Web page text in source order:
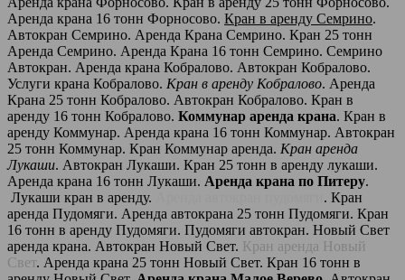
Аренда крана 16 тонн Форносово. Кран в аренду Семрино.
Автокран Семрино. Аренда Крана Семрино. Кран 25 тонн
Аренда Семрино. Аренда Крана 16 тонн Семрино. Семрино
Автокран. Аренда крана Кобралово. Автокран Кобралово.
Услуги крана Кобралово. Кран в аренду Кобралово. Аренда
Крана 25 тонн Кобралово. Автокран Кобралово. Кран в
аренду 16 тонн Кобралово. Коммунар аренда крана. Кран в
аренду Коммунар. Аренда крана 16 тонн Коммунар. Автокран
25 тонн Коммунар. Кран Коммунар аренда. Кран аренда
Лукаши. Автокран Лукаши. Кран 25 тонн в аренду лукаши.
Аренда крана 16 тонн Лукаши. Аренда крана по Питеру.
Лукаши кран в аренду.
. Кран
аренда Пудомяги. Аренда автокрана 25 тонн Пудомяги. Кран
16 тонн в аренду Пудомяги. Пудомяги автокран. Новый Свет
аренда крана. Автокран Новый Свет. Кран аренда Новый
Свет. Аренда крана 25 тонн Новый Свет. Кран 16 тонн в